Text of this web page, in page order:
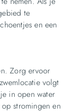
te
en een
Zorg ervoor
volgt
in open water
stromingen en